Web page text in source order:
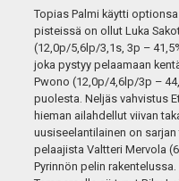
Topias Palmi käytti
pisteissä on ollut Luka
(12,0p/5,6lp/3,1s, 3p –
joka pystyy pelaamaan
Pwono (12,0p/4,6lp/3p –
puolesta. Neljäs vahvistus
hieman ailahdellut viivan
uusiseelantilainen on
pelaajista Valtteri Mervola
Pyrinnön pelin